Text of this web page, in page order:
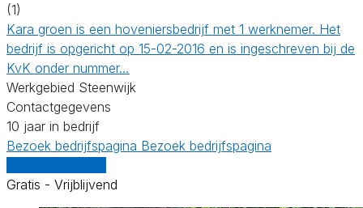
(1)
Kara groen is een hoveniersbedrijf met 1 werknemer. Het
bedrijf is opgericht op 15-02-2016 en is ingeschreven bij de
KvK onder nummer…
Werkgebied Steenwijk
Contactgegevens
10 jaar in bedrijf
Bezoek bedrijfspagina Bezoek bedrijfspagina
Gratis - Vrijblijvend